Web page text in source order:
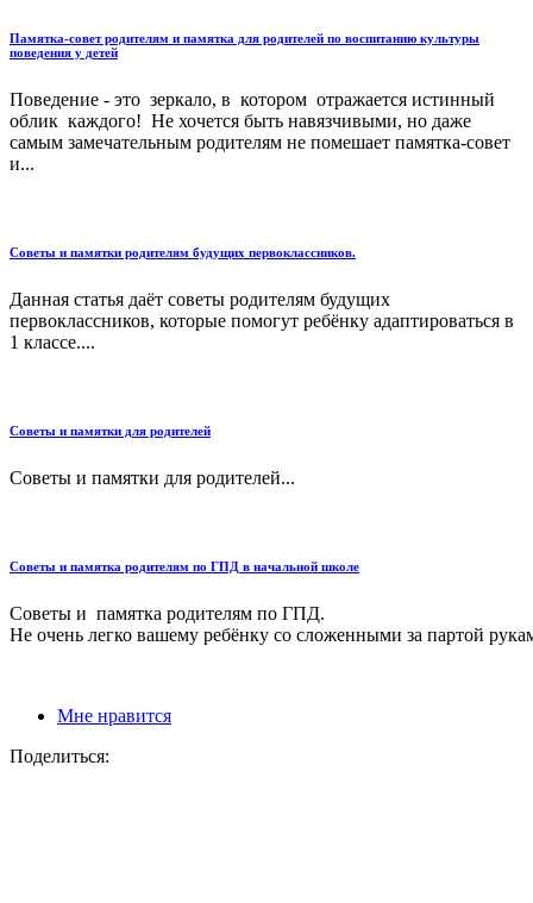
Памятка-совет родителям и памятка для родителей по воспитанию культуры
поведения у детей
Поведение - это зеркало, в котором отражается истинный
облик каждого! Не хочется быть навязчивыми, но даже
самым замечательным родителям не помешает памятка-совет
и...
Советы и памятки родителям будущих первоклассников.
Данная статья даёт советы родителям будущих
первоклассников, которые помогут ребёнку адаптироваться в
1 классе....
Советы и памятки для родителей
Советы и памятки для родителей...
Советы и памятка родителям по ГПД в начальной школе
Советы и памятка родителям по ГПД.
Не очень легко вашему ребёнку со сложенными за партой
Мне нравится
Поделиться: